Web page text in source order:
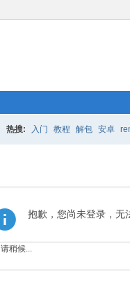
热搜: 入门 教程 解包 安卓
抱歉，您尚未登录，无
请稍候...